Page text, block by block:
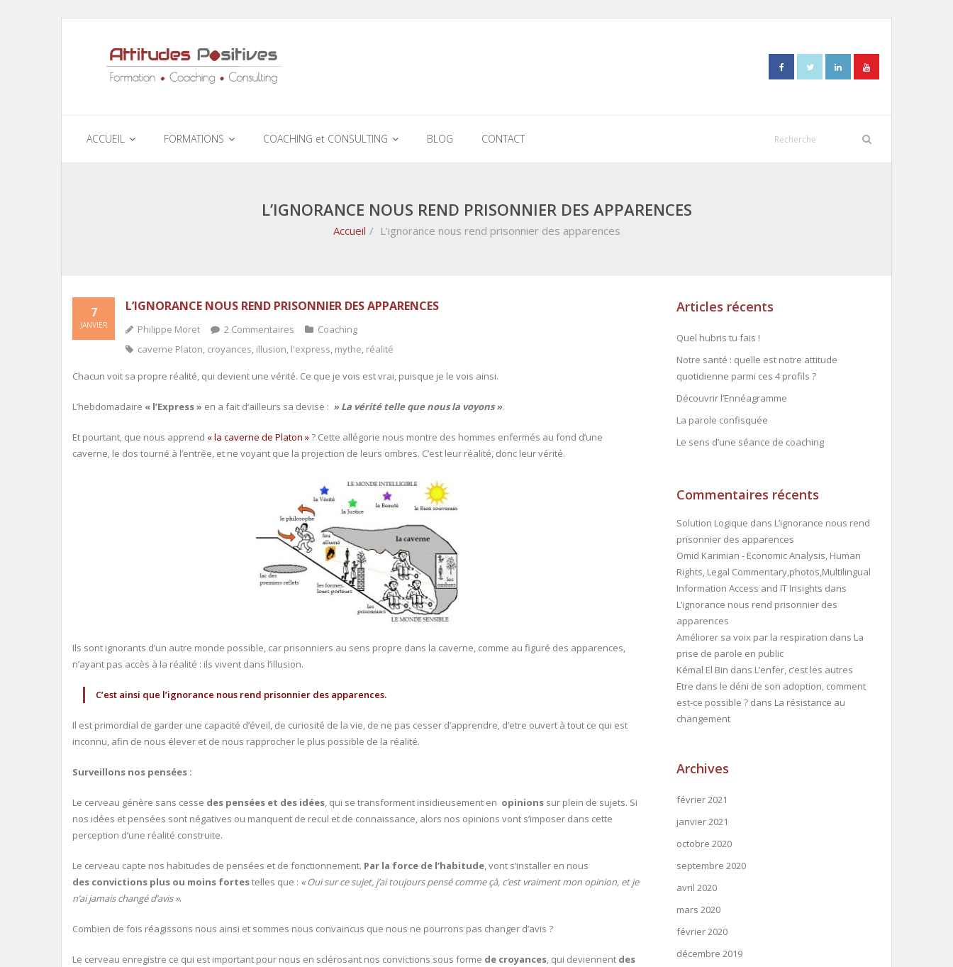
ACCUEIL FORMATIONS COACHING et CONSULTING BLOG CONTACT
L’IGNORANCE NOUS REND PRISONNIER DES APPARENCES
Accueil / L’ignorance nous rend prisonnier des apparences
L’IGNORANCE NOUS REND PRISONNIER DES APPARENCES
7
JANVIER Philippe Moret 2 Commentaires
Coaching
caverne Platon, croyances, illusion, l'express, mythe, réalité
Chacun voit sa propre réalité, qui devient une vérité. Ce que je vois est vrai, puisque je le vois ainsi.
L’hebdomadaire « l’Express » en a fait d’ailleurs sa devise : » La vérité telle que nous la voyons ».
Et pourtant, que nous apprend « la caverne de Platon »? Cette allégorie nous montre des hommes enfermés au fond d’une
caverne, le dos tourné à l’entrée, et ne voyant que la projection de leurs ombres. C’est leur réalité, donc leur vérité.
Ils sont ignorants d’un autre monde possible, car prisonniers au sens propre dans la caverne, comme au figuré des apparences,
n’ayant pas accès à la réalité : ils vivent dans l’illusion.
C’est ainsi que l’ignorance nous rend prisonnier des apparences.
Il est primordial de garder une capacité d’éveil, de curiosité de la vie, de ne pas cesser d’apprendre, d’etre ouvert à tout ce qui est
inconnu, afin de nous élever et de nous rapprocher le plus possible de la réalité.
Surveillons nos pensées :
Le cerveau génère sans cesse des pensées et des idées, qui se transforment insidieusement en opinions sur plein de sujets. Si
nos idées et pensées sont négatives ou manquent de recul et de connaissance, alors nos opinions vont s’imposer dans cette
perception d’une réalité construite.
Le cerveau capte nos habitudes de pensées et de fonctionnement. Par la force de l’habitude, vont s’installer en nous
des convictions plus ou moins fortestelles que : « Oui sur ce sujet, j’ai toujours pensé comme çà, c’est vraiment mon opinion, et je
n’ai jamais changé d’avis ».
Combien de fois réagissons nous ainsi et sommes nous convaincus que nous ne pourrons pas changer d’avis ?
Le cerveau enregistre ce qui est important pour nous en sclérosant nos convictions sous forme de croyances, qui deviennent des
Articles récents
Quel hubris tu fais !
Notre santé : quelle est notre attitude
quotidienne parmi ces 4 profils ?
Découvrir l’Ennéagramme
La parole confisquée
Le sens d’une séance de coaching
Commentaires récents
Solution Logique dans L’ignorance nous rend
prisonnier des apparences
Omid Karimian - Economic Analysis, Human
Rights, Legal Commentary,photos,Multilingual
Information Access and IT Insights dans
L’ignorance nous rend prisonnier des
apparences
Améliorer sa voix par la respiration dans La
prise de parole en public
Kémal El Bin dans L’enfer, c’est les autres
Etre dans le déni de son adoption, comment
est-ce possible ? dans La résistance au
changement
Archives
février 2021
janvier 2021
octobre 2020
septembre 2020
avril 2020
mars 2020
février 2020
décembre 2019